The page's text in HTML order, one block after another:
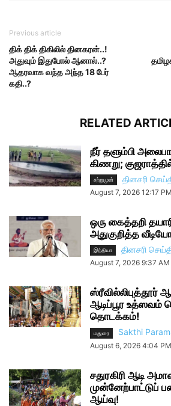
Previous article
திக் திக் திகிலில் தினகரன்..!
அதுவும் இதுபோல் ஆனால்..?
ஆதரவாக வந்த அந்த 18 பேர்
கதி..?
RELATED
நீர் தளும்பி
கிணறு;
சற்றுமுன் தினசரி
August 7, 2026 12:17 PM
ஒரு கைத்தறி
அதுகுறித்த
இந்தியா தினசரி
August 7, 2026 9:37 AM
ஆடிப்பூர உத்ஸவம்
தொடக்கம்!
மதுரை Sakthi
August 6, 2026 4:04 PM
சதுரகிரி ஆடி
முன்னேற்பாட்டுப்
ஆய்வு!